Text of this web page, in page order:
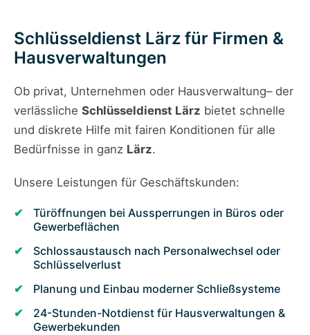
Schlüsseldienst Lärz für Firmen &
Hausverwaltungen
Ob privat, Unternehmen oder Hausverwaltung– der
verlässliche Schlüsseldienst Lärz bietet schnelle
und diskrete Hilfe mit fairen Konditionen für alle
Bedürfnisse in ganz Lärz.
Unsere Leistungen für Geschäftskunden:
Türöffnungen bei Aussperrungen in Büros oder
Gewerbeflächen
Schlossaustausch nach Personalwechsel oder
Schlüsselverlust
Planung und Einbau moderner Schließsysteme
24-Stunden-Notdienst für Hausverwaltungen &
Gewerbekunden